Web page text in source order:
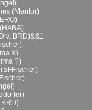
(Mentor)
BRD)&&1
X)
?)
BRD)